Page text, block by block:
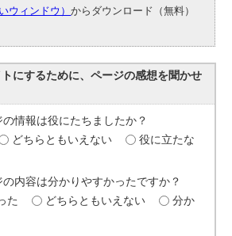
ウィンドウ）からダウンロード（無料）
にするために、ページの感想を聞かせ
情報は役にたちましたか？
どちらともいえない
役に立たな
内容は分かりやすかったですか？
た
どちらともいえない
分か